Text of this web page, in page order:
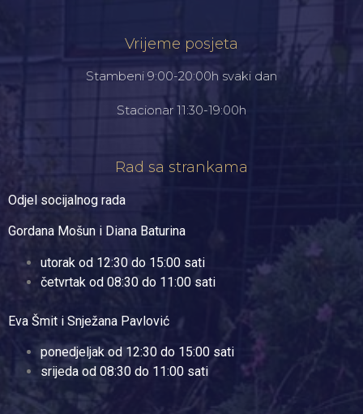
Vrijeme posjeta
Stambeni 9:00-20:00h svaki dan
Stacionar 11:30-19:00h
Rad sa strankama
Odjel socijalnog rada
Gordana Mošun i Diana Baturina
utorak od 12:30 do 15:00 sati
četvrtak od 08:30 do 11:00 sati
Eva Šmit i Snježana Pavlović
ponedjeljak od 12:30 do 15:00 sati
srijeda od 08:30 do 11:00 sati